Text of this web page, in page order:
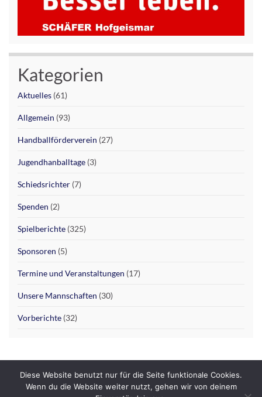
Kategorien
Aktuelles (61)
Allgemein (93)
Handballförderverein (27)
Jugendhanballtage (3)
Schiedsrichter (7)
Spenden (2)
Spielberichte (325)
Sponsoren (5)
Termine und Veranstaltungen (17)
Unsere Mannschaften (30)
Vorberichte (32)
Datenschutzerklärung Impressum
Diese Website benutzt nur für die Seite funktionale Cookies.
Wenn du die Website weiter nutzt, gehen wir von deinem